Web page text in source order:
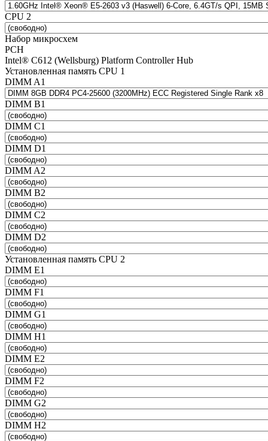
CPU 2
Набор микросхем
PCH
Intel® C612 (Wellsburg) Platform Controller Hub
Установленная память CPU 1
DIMM A1
DIMM B1
DIMM C1
DIMM D1
DIMM A2
DIMM B2
DIMM C2
DIMM D2
Установленная память CPU 2
DIMM E1
DIMM F1
DIMM G1
DIMM H1
DIMM E2
DIMM F2
DIMM G2
DIMM H2